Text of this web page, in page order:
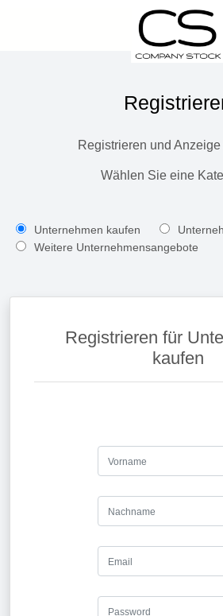
Registrieren und
Wählen Sie eine
Unternehmen kaufen
Weitere Unternehmensangebote
Registrieren für
kaufen